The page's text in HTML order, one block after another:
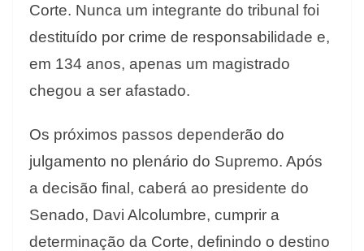
Corte. Nunca um integrante do tribunal foi
destituído por crime de responsabilidade e,
em 134 anos, apenas um magistrado
chegou a ser afastado.
Os próximos passos dependerão do
julgamento no plenário do Supremo. Após
a decisão final, caberá ao presidente do
Senado, Davi Alcolumbre, cumprir a
determinação da Corte, definindo o destino